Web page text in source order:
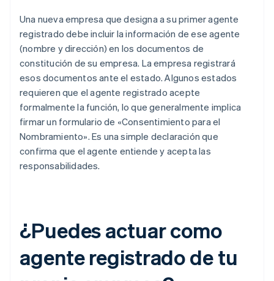
Una nueva empresa que designa a su primer agente
registrado debe incluir la información de ese agente
(nombre y dirección) en los documentos de
constitución de su empresa. La empresa registrará
esos documentos ante el estado. Algunos estados
requieren que el agente registrado acepte
formalmente la función, lo que generalmente implica
firmar un formulario de «Consentimiento para el
Nombramiento». Es una simple declaración que
confirma que el agente entiende y acepta las
responsabilidades.
¿Puedes actuar como
agente registrado de tu